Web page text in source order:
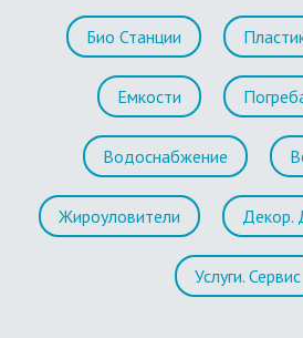
Био Станции
Емкости
Водоснабжение
Жироуловители Декор.
Услуги. Сервис